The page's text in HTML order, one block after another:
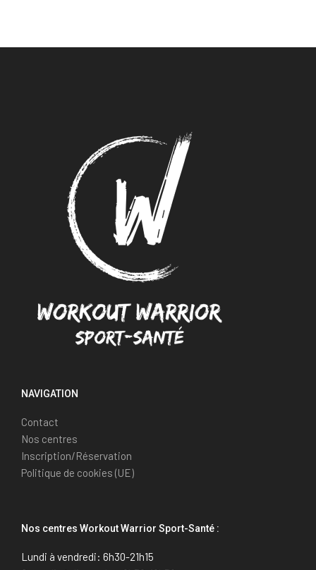
NAVIGATION
Contact
Nos centres
Inscription/Réservation
Politique de cookies (UE)
Nos centres Workout Warrior Sport-Santé :
Lundi à vendredi: 6h30-21h15